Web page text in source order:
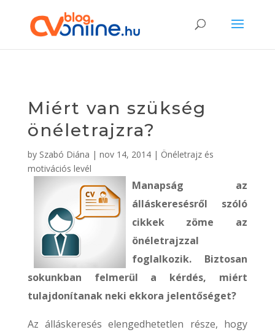
Miért van szükség
önéletrajzra?
by Szabó Diána | nov 14, 2014| Önéletrajz és
motivációs levél
Manapság az
álláskeresésről szóló
cikkek zöme az
önéletrajzzal
foglalkozik. Biztosan
sokunkban felmerül a kérdés, miért
tulajdonítanak neki ekkora jelentőséget?
Az álláskeresés elengedhetetlen része, hogy